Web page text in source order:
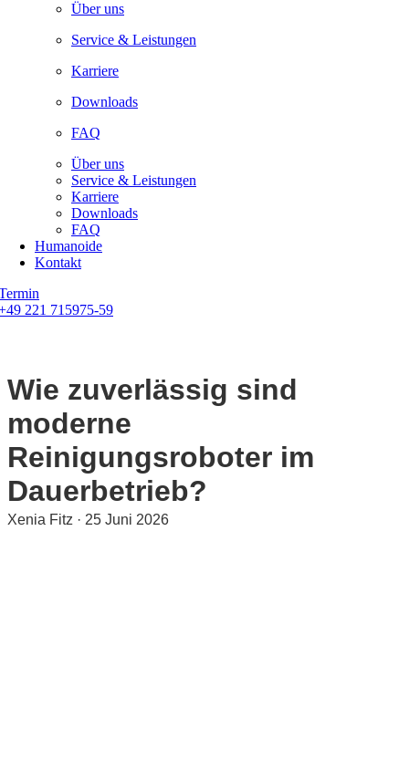
Über uns
Service & Leistungen
Karriere
Downloads
FAQ
Über uns
Service & Leistungen
Karriere
Downloads
FAQ
Humanoide
Kontakt
221 715975-59
Wie zuverlässig sind
moderne
Reinigungsroboter im
Dauerbetrieb?
Xenia Fitz · 25 Juni 2026